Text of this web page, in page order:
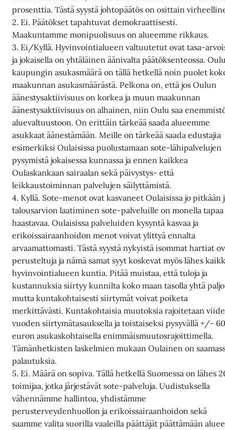
prosenttia. Tästä syystä johtopäätös on osittain
2. Ei. Päätökset tapahtuvat demokraattisesti.
Maakuntamme monipuolisuus on alueemme rikkaus.
3. Ei/Kyllä. Hyvinvointialueen valtuutetut ovat tasa-
ja jokaisella on yhtäläinen äänivalta päätöksenteossa.
kaupungin asukasmäärä on tällä hetkellä noin puolet
maakunnan asukasmäärästä. Pelkona on, että jos Oulun
äänestysaktiivisuus on korkea ja muun maakunnan
äänestysaktiivisuus on alhainen, niin Oulu saa
aluevaltuustoon. On erittäin tärkeää saada alueemme
asukkaat äänestämään. Meille on tärkeää saada edustajia
esimerkiksi Oulaisissa puolustamaan sote-lähipalvelujen
pysymistä jokaisessa kunnassa ja ennen kaikkea
Oulaskankaan sairaalan sekä päivystys- että
leikkaustoiminnan palvelujen säilyttämistä.
4. Kyllä. Sote-menot ovat kasvaneet Oulaisissa jo pitkään
talousarvion laatiminen sote-palveluille on monella tapaa
haastavaa. Oulaisissa palveluiden kysyntä kasvaa ja
erikoissairaanhoidon menot voivat ylittyä ennalta
arvaamattomasti. Tästä syystä nykyistä isommat hartiat
perusteltuja ja nämä samat syyt koskevat myös lähes
hyvinvointialueen kuntia. Pitää muistaa, että tuloja ja
kustannuksia siirtyy kunnilta koko maan tasolla yhtä
mutta kuntakohtaisesti siirtymät voivat poiketa
merkittävästi. Kuntakohtaisia muutoksia rajoitetaan
vuoden siirtymätasauksella ja toistaiseksi pysyvällä +/-
euron asukaskohtaisella enimmäismuutosrajoittimella.
Tämänhetkisten laskelmien mukaan Oulainen on
palautuksia.
5. Ei. Määrä on sopiva. Tällä hetkellä Suomessa on lähes
toimijaa, jotka järjestävät sote-palveluja. Uudistuksella
vähennämme hallintoa, yhdistämme
perusterveydenhuollon ja erikoissairaanhoidon sekä
saamme valita suorilla vaaleilla päättäjät päättämään